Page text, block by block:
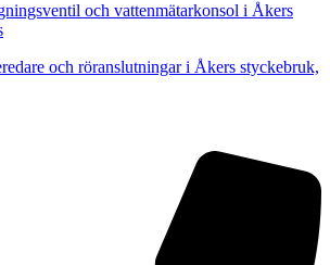
och vattenmätarkonsol i Åkers
och röranslutningar i Åkers styckebruk,